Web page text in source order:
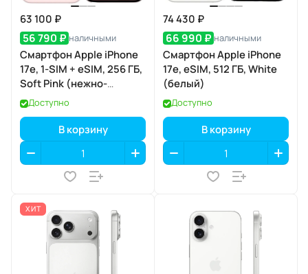
63 100 ₽
56 790 ₽ наличными
Смартфон Apple iPhone
17e, 1-SIM + eSIM, 256 ГБ,
Soft Pink (нежно-
розовый)
Доступно
В корзину
74 430 ₽
66 990 ₽ наличными
Смартфон Apple iPhone
17e, eSIM, 512 ГБ, White
(белый)
Доступно
В корзину
ХИТ